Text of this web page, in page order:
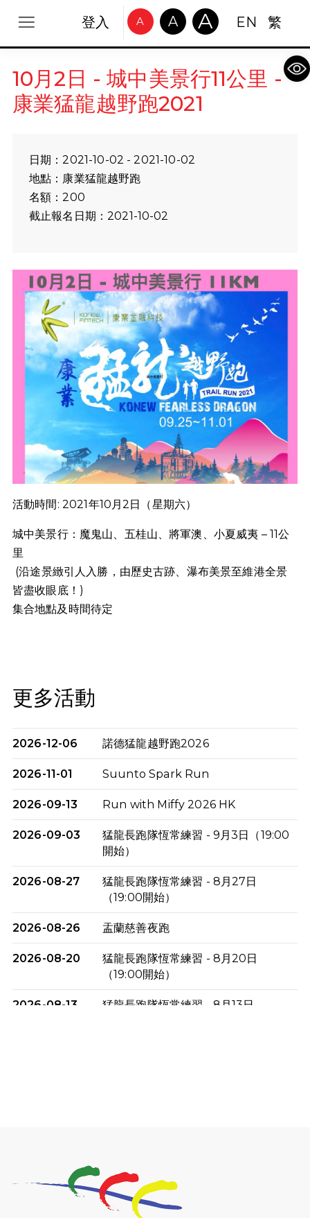
登入 A A A EN 繁
10月2日 - 城中美景行11公里 -
康業猛龍越野跑2021
日期：2021-10-02 - 2021-10-02
地點：康業猛龍越野跑
名額：200
截止報名日期：2021-10-02
活動時間: 2021年10月2日（星期六）
城中美景行：魔鬼山、五桂山、將軍澳、小夏威夷 – 11公
里
(沿途景緻引人入勝，由歷史古跡、瀑布美景至維港全景
皆盡收眼底！ )
集合地點及時間待定
更多活動
2026-12-06 諾德猛龍越野跑2026
2026-11-01 Suunto Spark Run
2026-09-13 Run with Miffy 2026 HK
2026-09-03
猛龍長跑隊恆常練習 - 9月3日（19:00
開始）
2026-08-27
猛龍長跑隊恆常練習 - 8月27日
（19:00開始）
2026-08-26 盂蘭慈善夜跑
2026-08-20
猛龍長跑隊恆常練習 - 8月20日
（19:00開始）
2026-08-13
猛龍長跑隊恆常練習 - 8月13日
2026-07-23
猛龍長跑隊恆常練習 - 7月23日
（19:00開始）